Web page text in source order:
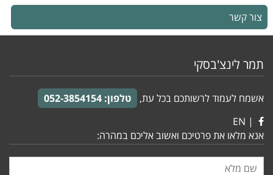
צור קשר
תמר לינצ'בסקי
אשמח לעמוד לרשותכם בכל עת, טלפון: 052-3854154
| EN
אנא מלאו את פרטיכם ואשוב אליכם במהרה: